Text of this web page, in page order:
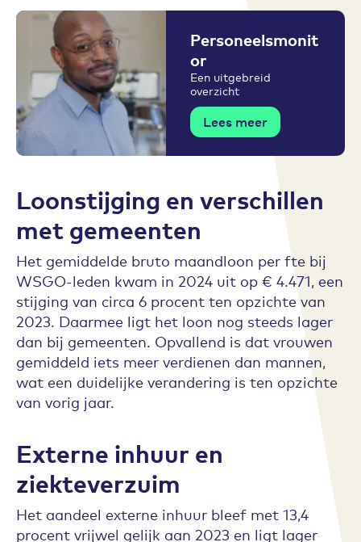
Personeelsmonit
or
Een uitgebreid
overzicht
Lees meer
Loonstijging en verschillen
met gemeenten
Het gemiddelde bruto maandloon per fte bij
WSGO-leden kwam in 2024 uit op € 4.471, een
stijging van circa 6 procent ten opzichte van
2023. Daarmee ligt het loon nog steeds lager
dan bij gemeenten. Opvallend is dat vrouwen
gemiddeld iets meer verdienen dan mannen,
wat een duidelijke verandering is ten opzichte
van vorig jaar.
Externe inhuur en
ziekteverzuim
Het aandeel externe inhuur bleef met 13,4
procent vrijwel gelijk aan 2023 en ligt lager